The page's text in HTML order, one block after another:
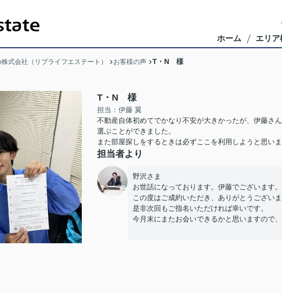
ホーム エリア
式会社（リブライフエステート） お客様の声 T・N 様
T・N 様
担当：伊藤 翼
不動産自体初めてでかなり不安が大きかったが、伊藤さ
選ぶことができました。
また部屋探しをするときは必ずここを利用しようと思い
担当者より
野沢さま
お世話になっております。伊藤でございます。
この度はご成約いただき、ありがとうござい
是非次回もご指名いただければ幸いです。
今月末にまたお会いできるかと思いますので